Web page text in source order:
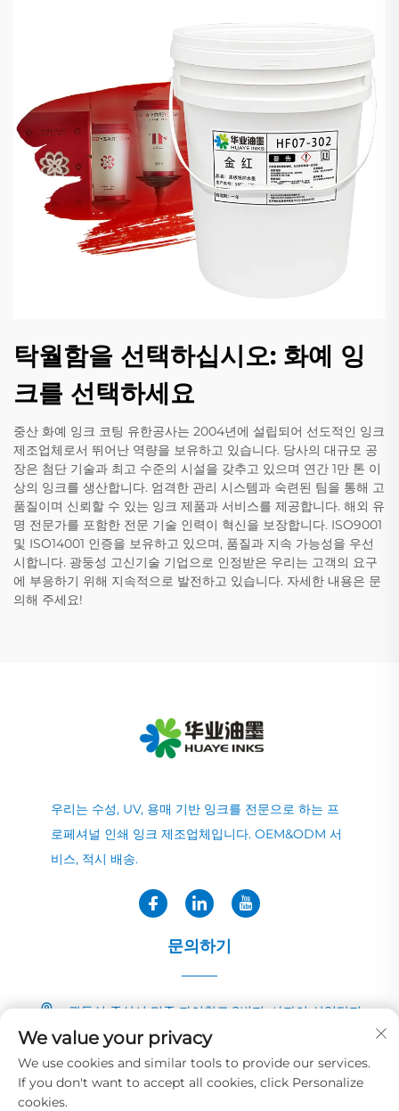
탁월함을 선택하십시오: 화예 잉
크를 선택하세요
중산 화예 잉크 코팅 유한공사는 2004년에 설립되어 선도적인 잉크
제조업체로서 뛰어난 역량을 보유하고 있습니다. 당사의 대규모 공
장은 첨단 기술과 최고 수준의 시설을 갖추고 있으며 연간 1만 톤 이
상의 잉크를 생산합니다. 엄격한 관리 시스템과 숙련된 팀을 통해 고
품질이며 신뢰할 수 있는 잉크 제품과 서비스를 제공합니다. 해외 유
명 전문가를 포함한 전문 기술 인력이 혁신을 보장합니다. ISO9001
및 ISO14001 인증을 보유하고 있으며, 품질과 지속 가능성을 우선
시합니다. 광둥성 고신기술 기업으로 인정받은 우리는 고객의 요구
에 부응하기 위해 지속적으로 발전하고 있습니다. 자세한 내용은 문
의해 주세요!
우리는 수성, UV, 용매 기반 잉크를 전문으로 하는 프
로페셔널 인쇄 잉크 제조업체입니다. OEM&ODM 서
비스, 적시 배송.
문의하기
광둥성 중산시 민중 자이칭로 2번지, 샤자이 산업단지
+86-13726040081
[email protected]
We value your privacy
We use cookies and similar tools to provide our services.
If you don't want to accept all cookies, click Personalize
cookies.